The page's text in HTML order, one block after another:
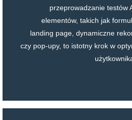
przeprowadzanie testów
elementów, takich jak
landing page, dynamiczne
czy pop-upy, to istotny krok w